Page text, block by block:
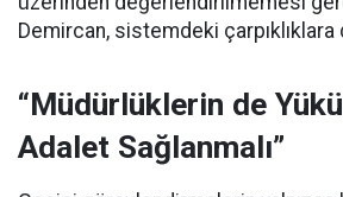
Demircan, sistemdeki
“Müdürlüklerin de
Adalet Sağlanmalı”